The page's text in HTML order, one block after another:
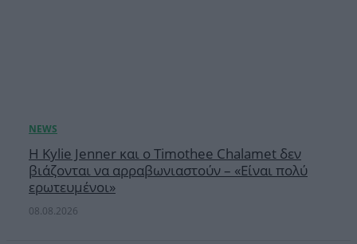
Η Kylie Jenner και ο Timothee Chalamet δεν
βιάζονται να αρραβωνιαστούν – «Είναι πολύ
ερωτευμένοι»
08.08.2026